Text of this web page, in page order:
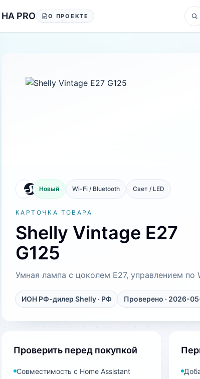
HA PRO О ПРОЕКТЕ
Новый Wi-Fi / Bluetooth Свет / LED
КАРТОЧКА ТОВАРА
Shelly Vintage E27
G125
Умная лампа с цоколем E27, управлением по
ИОН РФ-дилер Shelly · РФ Проверено · 2026-
Проверить перед покупкой
Совместимость с Home Assistant